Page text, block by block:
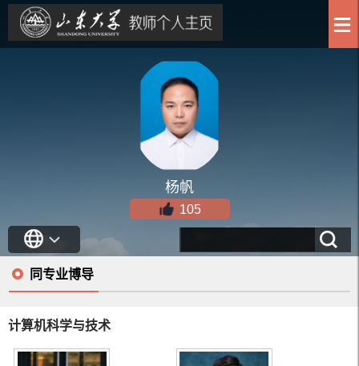
杨帆
105
同专业博导
计算机科学与技术